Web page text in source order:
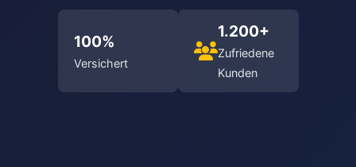
100%
Versichert
1.200+
Zufriedene
Kunden